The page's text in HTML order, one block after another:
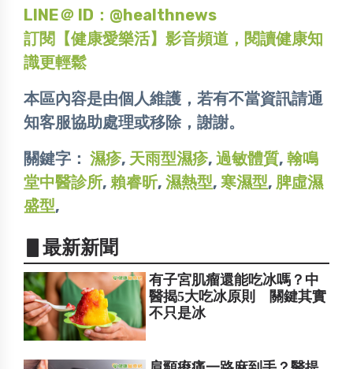
LINE＠ ID：@healthnews
訂閱【健康愛樂活】影音頻道，閱讀健康知
識更輕鬆
本區內容是由個人維護，若有不當資訊請通
知客服協助處理或移除，謝謝。
關鍵字： 濕疹, 天雨型濕疹, 過敏體質, 翰鳴
堂中醫診所, 賴睿昕, 濕熱型, 寒濕型, 脾虛濕
盛型,
▋最新新聞
有子宮肌瘤還能吃冰嗎？中
醫揭5大吃冰原則 關鍵其實
不只是冰